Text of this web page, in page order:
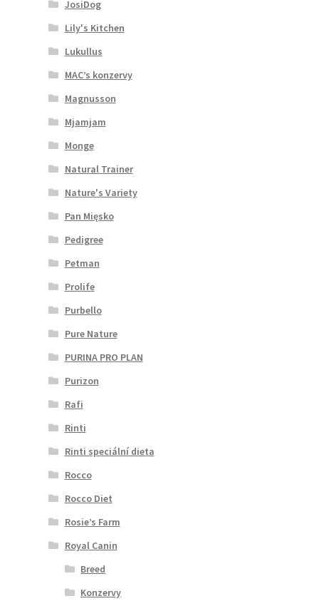
JosiDog
Lily's Kitchen
Lukullus
MAC’s konzervy
Magnusson
Mjamjam
Monge
Natural Trainer
Nature's Variety
Pan Mięsko
Pedigree
Petman
Prolife
Purbello
Pure Nature
PURINA PRO PLAN
Purizon
Rafi
Rinti
Rinti speciální dieta
Rocco
Rocco Diet
Rosie’s Farm
Royal Canin
Breed
Konzervy